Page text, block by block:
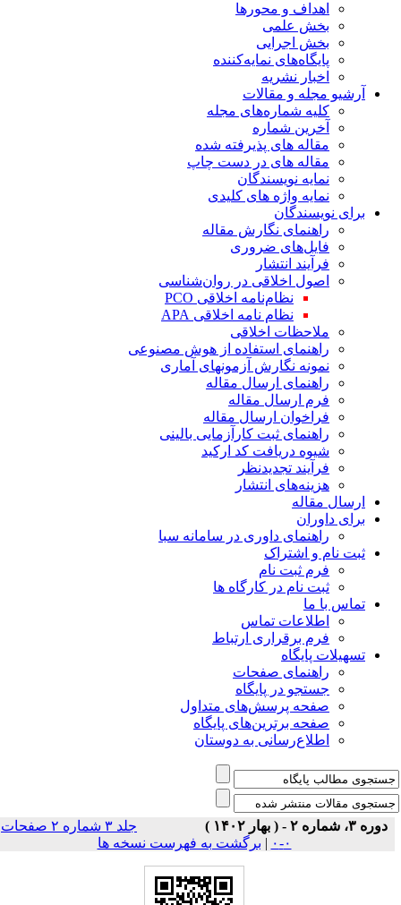
اهداف و محورها
بخش علمی
بخش اجرایی
‌پایگاه‌های نمایه‌کننده
اخبار نشریه
آرشیو مجله و مقالات
کلیه شماره‌های مجله
آخرین شماره
مقاله های پذیرفته شده
مقاله های در دست چاپ
نمایه نویسندگان
نمایه واژه های کلیدی
برای نویسندگان
راهنمای نگارش مقاله
فایل‌های ضروری
فرآیند انتشار
اصول اخلاقی در روان‌شناسی
نظام‌نامه اخلاقی PCO
نظام نامه اخلاقی APA
ملاحظات اخلاقی
راهنمای استفاده از هوش مصنوعی
نمونه نگارش آزمونهای آماری
راهنمای ارسال مقاله
فرم ارسال مقاله
فراخوان ارسال مقاله
راهنمای ثبت کارآزمایی بالینی
شیوه دریافت کد ارکید
فرآیند تجدیدنظر
هزینه‌های انتشار
ارسال مقاله
برای داوران
راهنمای داوری در سامانه سبا
ثبت نام و اشتراک
فرم ثبت نام
ثبت نام در کارگاه ها
تماس با ما
اطلاعات تماس
فرم برقراری ارتباط
تسهیلات پایگاه
راهنمای صفحات
جستجو در پایگاه
صفحه پرسش‌های متداول
صفحه برترین‌های پایگاه
اطلاع‌رسانی به دوستان
دوره ۳، شماره ۲ - ( بهار ۱۴۰۲ )
جلد ۳ شماره ۲ صفحات
| برگشت به فهرست نسخه ها